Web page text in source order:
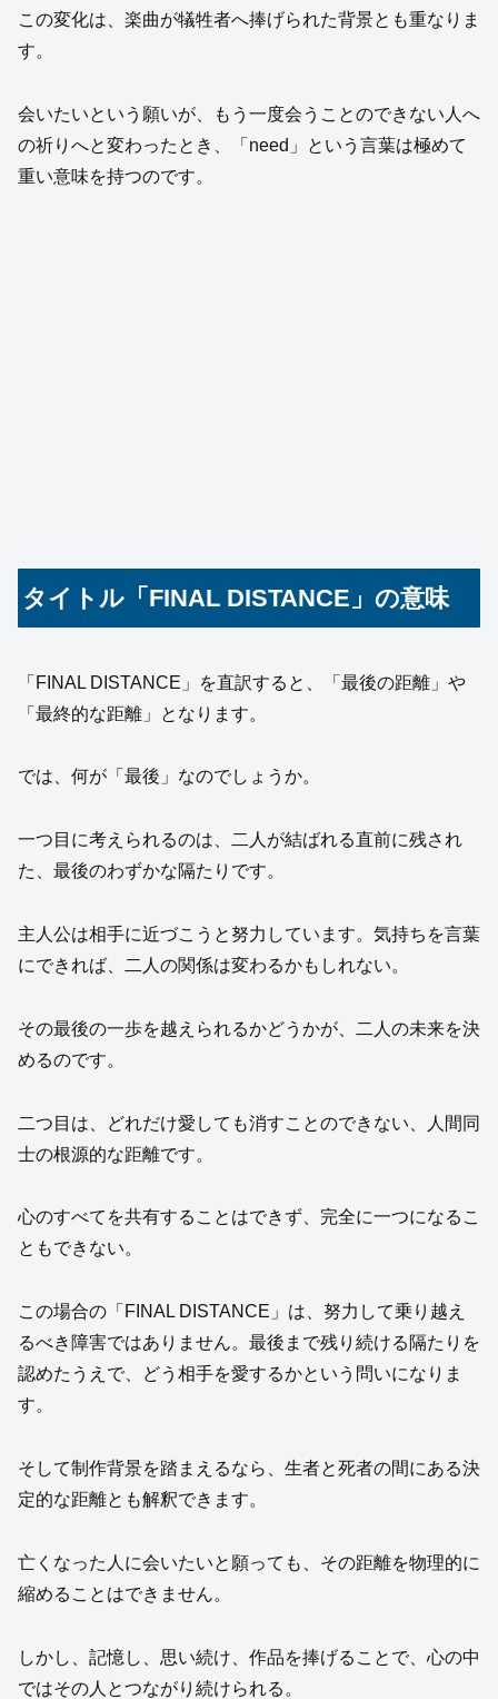
この変化は、楽曲が犠牲者へ捧げられた背景とも重なりま
す。
会いたいという願いが、もう一度会うことのできない人へ
の祈りへと変わったとき、「need」という言葉は極めて
重い意味を持つのです。
タイトル「FINAL DISTANCE」の意味
「FINAL DISTANCE」を直訳すると、「最後の距離」や
「最終的な距離」となります。
では、何が「最後」なのでしょうか。
一つ目に考えられるのは、二人が結ばれる直前に残され
た、最後のわずかな隔たりです。
主人公は相手に近づこうと努力しています。気持ちを言葉
にできれば、二人の関係は変わるかもしれない。
その最後の一歩を越えられるかどうかが、二人の未来を決
めるのです。
二つ目は、どれだけ愛しても消すことのできない、人間同
士の根源的な距離です。
心のすべてを共有することはできず、完全に一つになるこ
ともできない。
この場合の「FINAL DISTANCE」は、努力して乗り越え
るべき障害ではありません。最後まで残り続ける隔たりを
認めたうえで、どう相手を愛するかという問いになりま
す。
そして制作背景を踏まえるなら、生者と死者の間にある決
定的な距離とも解釈できます。
亡くなった人に会いたいと願っても、その距離を物理的に
縮めることはできません。
しかし、記憶し、思い続け、作品を捧げることで、心の中
ではその人とつながり続けられる。